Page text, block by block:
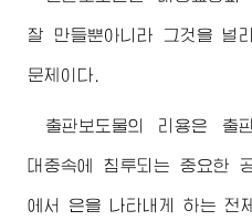
잘 만들뿐아니라 그것을 널
문제이다.
출판보도물의 리용은 출
대중속에 침투되는 중요한
에서 은을 나타내게 하는 전